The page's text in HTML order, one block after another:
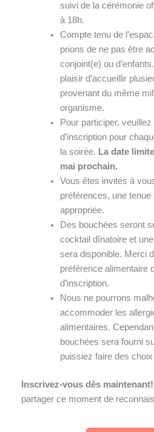
suivi de la cérémonie
à 18h.
Compte tenu de
prions de ne pas être
conjoint(e) ou
plaisir d’accueillir
provenant du même
organisme.
Pour participer,
d’inscription pour
la soirée. La date
mai prochain.
Vous êtes invités à
préférences, une
appropriée.
Des bouchées seront
cocktail dînatoire et
sera disponible. Merci
préférence alimentaire
d’inscription.
Nous ne pourrons
accommoder les
alimentaires.
bouchées sera fourni
puissiez faire des
Inscrivez-vous dès maintenant!
partager ce moment de